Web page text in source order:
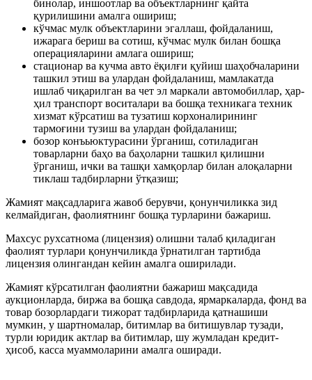
бинолар, иншоотлар ва объектларнинг қайта
қурилишини амалга ошириш;
кўчмас мулк объектларини эгаллаш, фойдаланиш,
ижарага бериш ва сотиш, кўчмас мулк билан бошқа
операцияларини амлага ошириш;
стационар ва кучма авто ёқилғи қуйиш шаҳобчаларини
ташкил этиш ва улардан фойдаланиш, мамлакатда
ишлаб чиқарилган ва чет эл маркали автомобиллар, ҳар-
ҳил транспорт воситалари ва бошқа техникага техник
хизмат кўрсатиш ва тузатиш корхоналирининг
тармоғини тузиш ва улардан фойдаланиш;
бозор конъьюктурасини ўрганиш, сотиладиган
товарларни баҳо ва баҳоларни ташкил қилишни
ўрганиш, ички ва ташқи хамқорлар билан алоқаларни
тиклаш тадбирларни ўтқазиш;
Жамият мақсадларига жавоб берувчи, қонунчиликка зид
келмайдиган, фаолиятнинг бошқа турларини бажариш.
Махсус рухсатнома (лицензия) олишни талаб қиладиган
фаолият турлари қонунчиликда ўрнатилган тартибда
лицензия олингандан кейин амалга оширилади.
Жамият кўрсатилган фаолиятни бажариш мақсадида
аукционларда, биржа ва бошқа савдода, ярмаркаларда, фонд ва
товар бозорлардаги тижорат тадбирларида қатнашиши
мумкин, у шартномалар, битимлар ва битишувлар тузади,
турли юридик актлар ва битимлар, шу жумладан кредит-
ҳисоб, касса муаммоларини амалга оширади.